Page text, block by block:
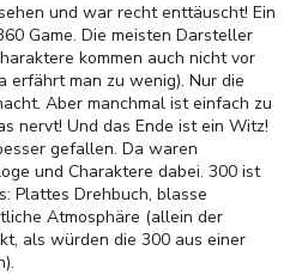
und war recht enttäuscht! Ein
Game. Die meisten Darsteller
kommen auch nicht vor
erfährt man zu wenig). Nur die
Aber manchmal ist einfach zu
nervt! Und das Ende ist ein Witz!
gefallen. Da waren
und Charaktere dabei. 300 ist
Plattes Drehbuch, blasse
Atmosphäre (allein der
als würden die 300 aus einer